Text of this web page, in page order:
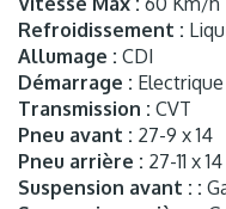
Refroidissement :
Allumage : CDI
Démarrage : Electrique
Transmission : CVT
Pneu avant : 27-9 x 14
Pneu arrière : 27-11 x 14
Suspension avant : :